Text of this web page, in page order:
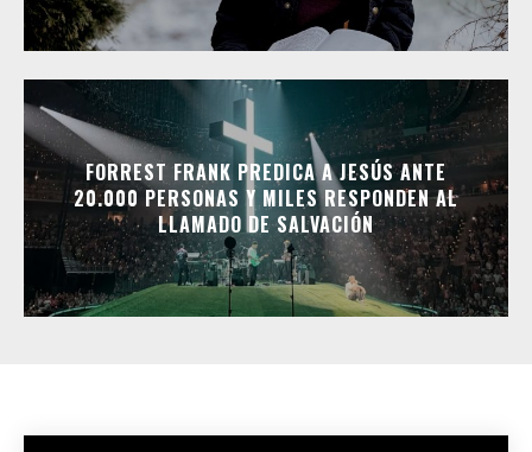
FORREST FRANK PREDICA A JESÚS ANTE
20.000 PERSONAS Y MILES RESPONDEN AL
LLAMADO DE SALVACIÓN